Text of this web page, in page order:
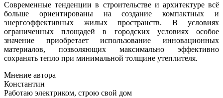
Современные тенденции в строительстве и архитектуре всё
больше ориентированы на создание компактных и
энергоэффективных жилых пространств. В условиях
ограниченных площадей в городских условиях особое
значение приобретает использование инновационных
материалов, позволяющих максимально эффективно
сохранять тепло при минимальной толщине утеплителя.
Мнение автора
Константин
Работаю электриком, строю свой дом